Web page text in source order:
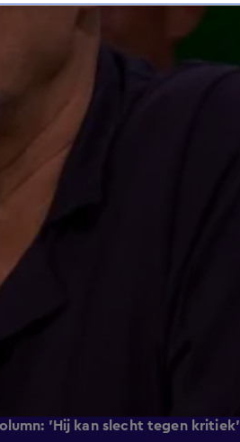
'Hij kan slecht tegen kritiek'